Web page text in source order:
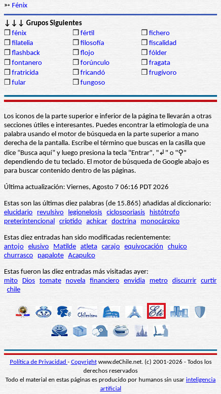
➳ Fénix
↓↓↓ Grupos Siguientes
❒ fénix ❒ fértil ❒ fichero
❒ filatelia ❒ filosofía ❒ fiscalidad
❒ flashback ❒ flojo ❒ fólder
❒ fontanero ❒ forúnculo ❒ fragata
❒ fratricida ❒ fricandó ❒ frugívoro
❒ fular ❒ fungoso
Los iconos de la parte superior e inferior de la página te llevarán a otras
secciones útiles e interesantes. Puedes encontrar la etimología de una
palabra usando el motor de búsqueda en la parte superior a mano
derecha de la pantalla. Escribe el término que buscas en la casilla que
dice “Busca aquí” y luego presiona la tecla "Entrar", "↲" o "⚲"
dependiendo de tu teclado. El motor de búsqueda de Google abajo es
para buscar contenido dentro de las páginas.
Última actualización: Viernes, Agosto 7 06:16 PDT 2026
Estas son las últimas diez palabras (de 15.865) añadidas al diccionario:
elucidario
revulsivo legionelosis ciclosporiasis
histótrofo
preterintencional
críptido achicar doctrina monocárpico
Estas diez entradas han sido modificadas recientemente:
antojo elusivo Matilde atleta carajo equivocación
chuico
churrasco
papalote Acapulco
Estas fueron las diez entradas más visitadas ayer:
mito
Dios tomate novela financiero envidia metro discurrir curtir
chile
Política de Privacidad - Copyrightwww.deChile.net. (c) 2001-2026 - Todos los
derechos reservados
Todo el material en estas páginas es producido por humanos sin usar inteligencia
artificial